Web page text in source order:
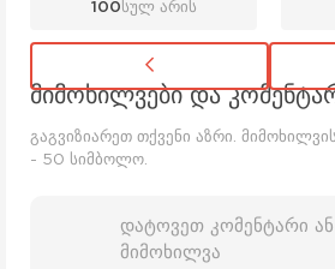
100 სულ არის
მიმოხილვები და
გაგვიზიარეთ თქვენი აზრი.
- 50 სიმბოლო.
დატოვეთ კომენტარი ან
მიმოხილვა